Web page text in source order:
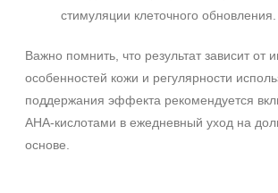
стимуляции клеточного обновления.
Важно помнить, что результат зависит от
особенностей кожи и регулярности
поддержания эффекта рекомендуется
AHA‑кислотами в ежедневный уход на
основе.